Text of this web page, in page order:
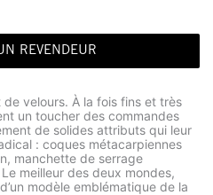
REVENDEUR
velours. À la fois fins et très
un toucher des commandes
de solides attributs qui leur
: coques métacarpiennes
manchette de serrage
meilleur des deux mondes,
modèle emblématique de la